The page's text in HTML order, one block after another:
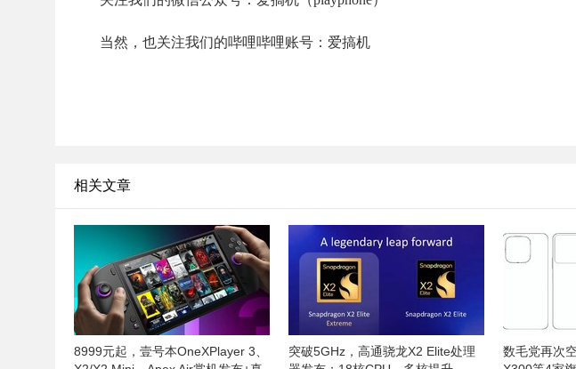
当然，也关注我们的哔哩哔哩账号：爱搞机
相关文章
8999元起，壹号本OneXPlayer 3、
突破5GHz，高通骁龙X2 Elite处理
数毛党再次